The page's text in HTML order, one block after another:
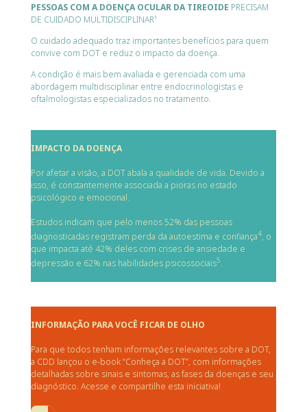
PESSOAS COM A DOENÇA OCULAR DA TIREOIDE PRECISAM
DE CUIDADO MULTIDISCIPLINAR¹
O cuidado adequado traz importantes benefícios para quem
convive com DOT e reduz o impacto da doença.
A condição é mais bem avaliada e gerenciada com uma
abordagem multidisciplinar entre endocrinologistas e
oftalmologistas especializados no tratamento.
IMPACTO DA DOENÇA
Por afetar a visão, a DOT abala a qualidade de vida. Devido a
isso, é constantemente associada a pioras no estado
psicológico e emocional.
Estudos indicam que pelo menos 52% das pessoas
diagnosticadas registram perda da autoestima e confiança4, o
que impacta até 42% deles com crises de ansiedade e
depressão e 62% nas habilidades psicossociais5.
INFORMAÇÃO PARAVOCÊ FICAR DE OLHO
Para que todos tenham informações relevantes sobre a DOT,
a CDD lançou o e-book “Conheça a DOT”, com informações
detalhadas sobre sinais e sintomas, as fases da doenças e seu
diagnóstico. Acesse e compartilhe esta iniciativa!